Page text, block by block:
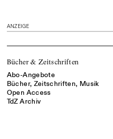
ANZEIGE
Bücher & Zeitschriften
Abo-Angebote
Bücher, Zeitschriften, Musik
Open Access
TdZ Archiv